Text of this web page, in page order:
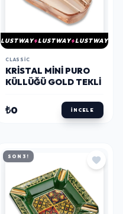
LUSTWAY LUSTWAY LUSTWAY
CLASSIC
KRISTAL MINI PURO
KÜLLÜĞÜ GOLD TEKLI
₺0 İNCELE
SON 3!